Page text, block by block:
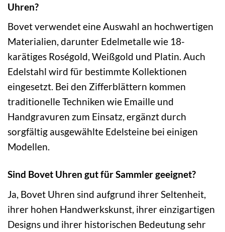
Uhren?
Bovet verwendet eine Auswahl an hochwertigen
Materialien, darunter Edelmetalle wie 18-
karätiges Roségold, Weißgold und Platin. Auch
Edelstahl wird für bestimmte Kollektionen
eingesetzt. Bei den Zifferblättern kommen
traditionelle Techniken wie Emaille und
Handgravuren zum Einsatz, ergänzt durch
sorgfältig ausgewählte Edelsteine bei einigen
Modellen.
Sind Bovet Uhren gut für Sammler geeignet?
Ja, Bovet Uhren sind aufgrund ihrer Seltenheit,
ihrer hohen Handwerkskunst, ihrer einzigartigen
Designs und ihrer historischen Bedeutung sehr